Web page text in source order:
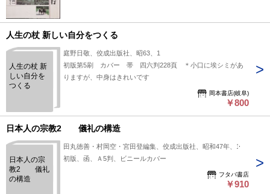
人生の杖 新しい自分をつくる
人生の杖 新
しい自分を
つくる
庭野日敬、佼成出版社、昭63、1
初版第5刷 カバー 帯 四六判228頁 ＊小口に埃シミがあ
りますが、中身はきれいです
岡本書店(岐阜)
￥800
日本人の宗教2 儀礼の構造
日本人の宗
教2 儀礼
の構造
田丸徳善・村岡空・宮田登編集、佼成出版社、昭和47年、1
初版、函、Ａ5判、ビニールカバー
フタバ書店
￥910